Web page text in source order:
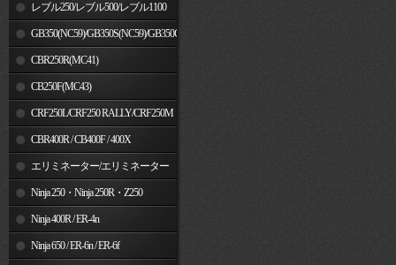
レブル250/レブル500/レブル1100
GB350(NC59)/GB350S(NC59)/GB350C(NC64)
CBR250R(MC41)
CB250F(MC43)
CRF250L/CRF250 RALLY/CRF250M
CBR400R / CB400F / 400X
エリミネーター/エリミネーター
SE Ninja 250・Ninja 250R・Z250
Ninja 400R / ER-4n
Ninja 650 / ER-6n / ER-6f